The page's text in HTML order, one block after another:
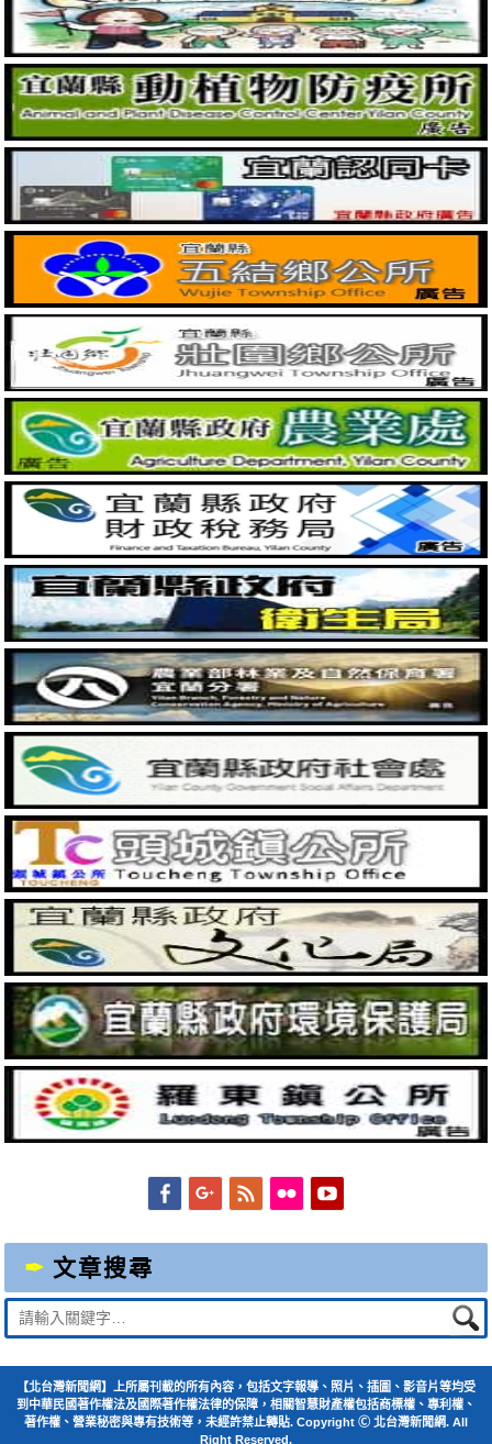
FacebookGoogleplus
Feed Flickr
文章搜尋
Suche
nach:
【北台灣新聞網】上所屬刊載的所有內容，包括文字報導、照片、插圖、影音片等均受
到中華民國著作權法及國際著作權法律的保障，相關智慧財產權包括商標權、專利權、
著作權、營業秘密與專有技術等，未經許禁止轉貼. Copyright Ⓒ 北台灣新聞網. All
Right Reserved.